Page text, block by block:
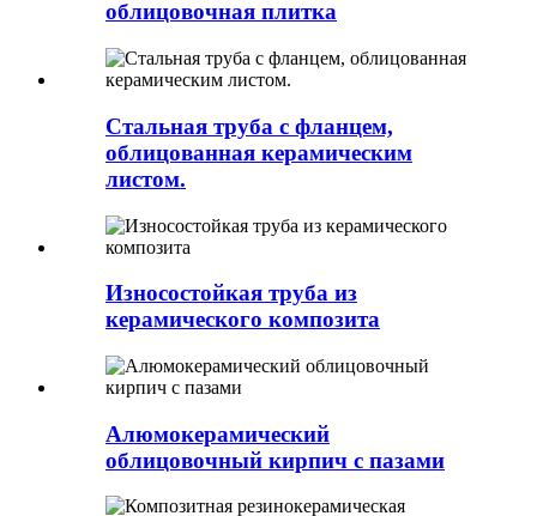
облицовочная плитка
Стальная труба с фланцем,
облицованная керамическим
листом.
Износостойкая труба из
керамического композита
Алюмокерамический
облицовочный кирпич с пазами